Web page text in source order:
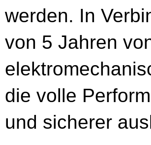
werden. In
von 5 Jahren
die volle
und sicherer